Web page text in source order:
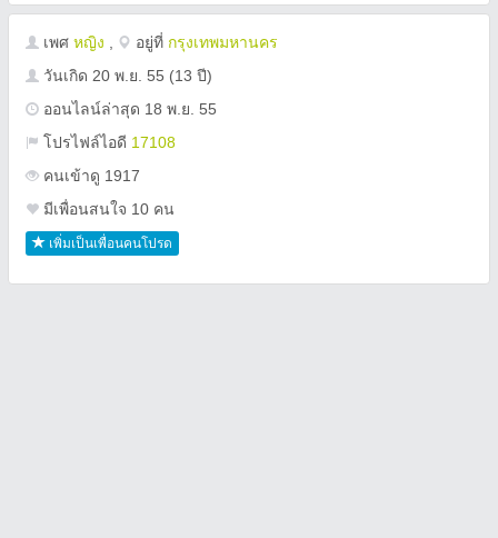
เพศ หญิง อยู่ที่ กรุงเทพมหานคร
วันเกิด 20 พ.ย. 55 (13 ปี)
ออนไลน์ล่าสุด 18 พ.ย. 55
โปรไฟล์ไอดี 17108
คนเข้าดู 1917
มีเพื่อนสนใจ 10 คน
เพิ่มเป็นเพื่อนคนโปรด